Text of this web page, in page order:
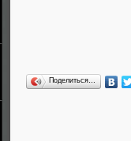
Поделиться…